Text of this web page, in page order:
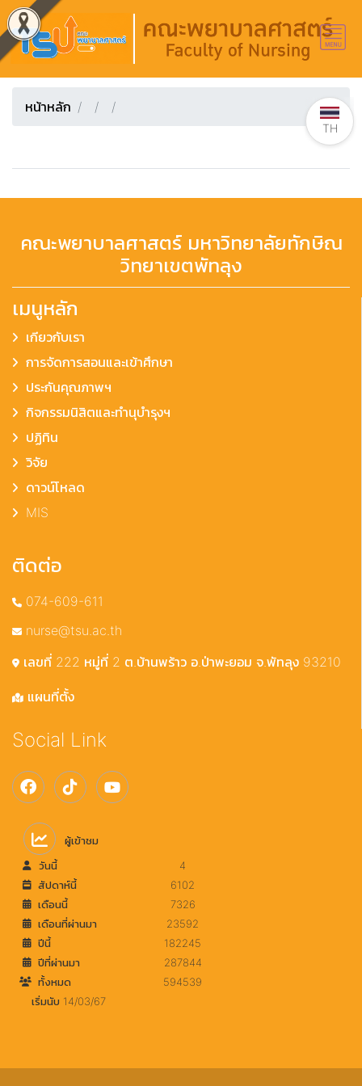
หน้าหลัก
คณะพยาบาลศาสตร์ มหาวิทยาลัยทักษิณ
วิทยาเขตพัทลุง
เมนูหลัก
เกียวกับเรา
การจัดการสอนและเข้าศึกษา
ประกันคุณภาพฯ
กิจกรรมนิสิตและทำนุบำรุงฯ
ปฏิทิน
วิจัย
ดาวน์โหลด
MIS
ติดต่อ
074-609-611
nurse@tsu.ac.th
เลขที่ 222 หมู่ที่ 2 ต.บ้านพร้าว อ.ป่าพะยอม จ.พัทลุง 93210
แผนที่ตั้ง
Social Link
ผู้เข้าชม
วันนี้
4
สัปดาห์นี้
6102
เดือนนี้
7326
เดือนที่ผ่านมา
23592
ปีนี้
182245
ปีที่ผ่านมา
287844
ทั้งหมด
594539
เริ่มนับ 14/03/67
TH